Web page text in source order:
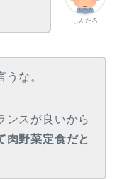
しんたろ
な。
ンスが良いから
肉野菜定食だと